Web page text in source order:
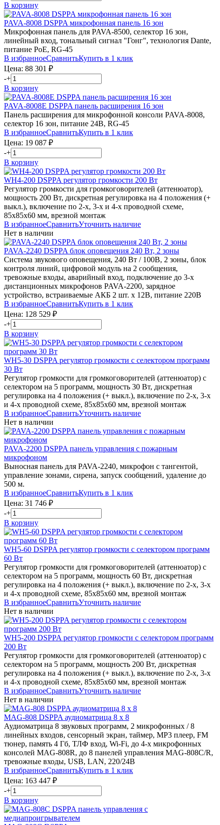
В корзину
PAVA-8008 DSPPA микрофонная панель 16 зон
Микрофонная панель для PAVA-8500, селектор 16 зон,
линейный вход, тональный сигнал "Гонг", технология Dante,
питание PoE, RG-45
В избранноеСравнитьКупить в 1 клик
Цена: 88 301 ₽
-+
В корзину
PAVA-8008E DSPPA панель расширения 16 зон
Панель расширения для микрофонной консоли PAVA-8008,
селектор 16 зон, питание 24В, RG-45
В избранноеСравнитьКупить в 1 клик
Цена: 19 087 ₽
-+
В корзину
WH4-200 DSPPA регулятор громкости 200 Вт
Регулятор громкости для громкоговорителей (аттенюатор),
мощность 200 Вт, дискретная регулировка на 4 положения (+
выкл.), включение по 2-х, 3-х и 4-х проводной схеме,
85х85х60 мм, врезной монтаж
В избранноеСравнитьУточнить наличие
Нет в наличии
PAVA-2240 DSPPA блок оповещения 240 Вт, 2 зоны
Система звукового оповещения, 240 Вт / 100В, 2 зоны, блок
контроля линий, цифровой модуль на 2 сообщения,
тревожные входы, аварийный вход, подключение до 3-х
дистанционных микрофонов PAVA-2200, зарядное
устройство, встраиваемые АКБ 2 шт. х 12В, питание 220В
В избранноеСравнитьКупить в 1 клик
Цена: 128 529 ₽
-+
В корзину
WH5-30 DSPPA регулятор громкости с селектором программ
30 Вт
Регулятор громкости для громкоговорителей (аттенюатор) с
селектором на 5 программ, мощность 30 Вт, дискретная
регулировка на 4 положения (+ выкл.), включение по 2-х, 3-х
и 4-х проводной схеме, 85х85х60 мм, врезной монтаж
В избранноеСравнитьУточнить наличие
Нет в наличии
PAVA-2200 DSPPA панель управления с пожарным
микрофоном
Выносная панель для PAVA-2240, микрофон с тангентой,
управление зонами, сирена, запуск сообщений, удаление до
500 м.
В избранноеСравнитьКупить в 1 клик
Цена: 31 746 ₽
-+
В корзину
WH5-60 DSPPA регулятор громкости с селектором программ
60 Вт
Регулятор громкости для громкоговорителей (аттенюатор) с
селектором на 5 программ, мощность 60 Вт, дискретная
регулировка на 4 положения (+ выкл.), включение по 2-х, 3-х
и 4-х проводной схеме, 85х85х60 мм, врезной монтаж
В избранноеСравнитьУточнить наличие
Нет в наличии
WH5-200 DSPPA регулятор громкости с селектором программ
200 Вт
Регулятор громкости для громкоговорителей (аттенюатор) с
селектором на 5 программ, мощность 200 Вт, дискретная
регулировка на 4 положения (+ выкл.), включение по 2-х, 3-х
и 4-х проводной схеме, 85х85х60 мм, врезной монтаж
В избранноеСравнитьУточнить наличие
Нет в наличии
MAG-808 DSPPA аудиоматрица 8 х 8
Аудиоматрица 8 звуковых программ, 2 микрофонных / 8
линейных входов, сенсорный экран, таймер, MP3 плеер, FM
тюнер, память 4 Гб, ТЛФ вход, Wi-Fi, до 4-х микрофонных
консолей MAG-808R, до 8 панелей управления MAG-808C/R,
тревожные входы, USB, LAN, 220/24В
В избранноеСравнитьКупить в 1 клик
Цена: 163 447 ₽
-+
В корзину